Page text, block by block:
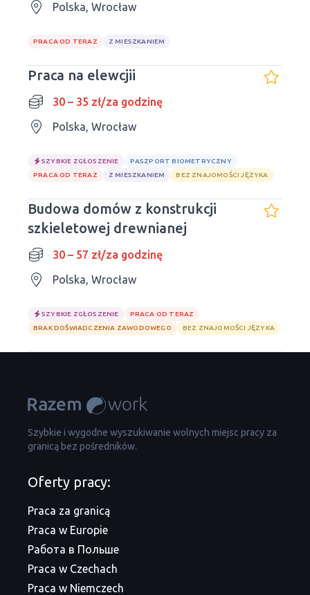
Polska, Wrocław
PRACA OD TERAZ Z MIESZKANIEM
Praca na elewcjii
30 – 35 zł/za godzinę
Polska, Wrocław
SZYBKIE ZGŁOSZENIE
PASZPORT BIOMETRYCZNY
PRACA OD TERAZ
Z MIESZKANIEM BEZ ZNAJOMOŚCI JĘZYKA
Budowa domów z konstrukcji
szkieletowej drewnianej
30 – 57 zł/za godzinę
Polska, Wrocław
SZYBKIE ZGŁOSZENIE
PRACA OD TERAZ
BRAK DOŚWIADCZENIA ZAWODOWEGO
BEZ ZNAJOMOŚCI JĘZYKA
Szybkie i wygodne wyszukiwanie wolnych miejsc pracy za
granicą bez pośredników.
Oferty pracy:
Praca za granicą
Praca w Europie
Работа в Польше
Praca w Czechach
Praca w Niemczech